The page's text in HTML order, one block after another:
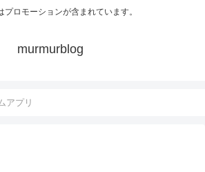
プロモーションが含まれています。
murmurblog
アプリ